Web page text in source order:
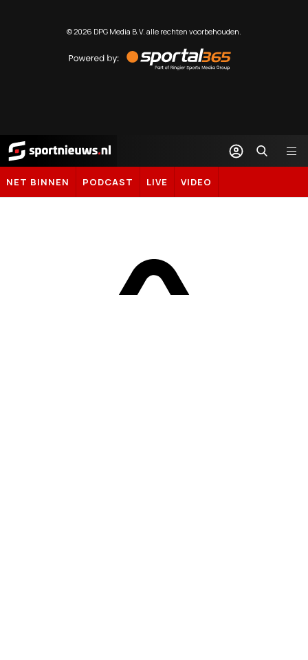
©2026 DPG Media B.V. alle rechten voorbehouden.
by
Sportal365
Sportnieuws.nl
NET BINNEN PODCAST LIVE VIDEO